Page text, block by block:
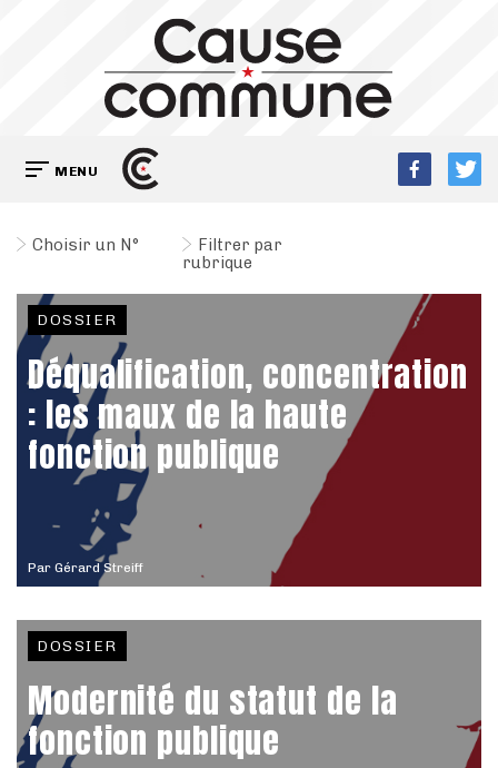
MENU
Choisir un N°
Filtrer par
rubrique
Par Gérard Streiff
DOSSIER
Déqualification, concentration
: les maux de la haute
fonction publique
DOSSIER
Modernité du statut de la
fonction publique